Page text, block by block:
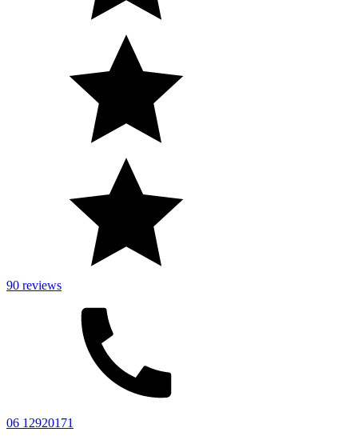
90 reviews
06 12920171